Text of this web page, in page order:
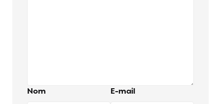
Nom E-mail